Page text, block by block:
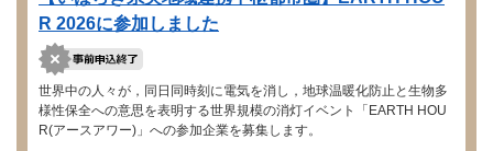
R 2026に参加しました
世界中の人々が，同日同時刻に電気を消し，地球温暖化防止と生物多
様性保全への意思を表明する世界規模の消灯イベント「EARTH HOU
R(アースアワー)」への参加企業を募集します。